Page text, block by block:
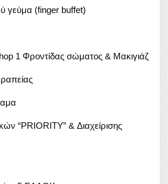
γεύμα (finger buffet)
1 Φροντίδας σώματος & Μακιγιάζ
“PRIORITY” & Διαχείρισης